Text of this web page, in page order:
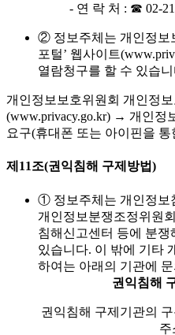
- 연 락 처 : ☎ 02-
② 정보주체는 개인정보
포털’ 웹사이트
열람청구를 할 수 있습니
개인정보보호위원회 개인정
(www.privacy.go.kr) → 개인
요구(휴대폰 또는 아이핀을
제11조(권익침해 구제방법)
① 정보주체는 개인정보
개인정보분쟁조정위원
침해신고센터 등에 분
있습니다. 이 밖에 기타
하여는 아래의 기관에
권익침해
권익침해 구제기관의
주